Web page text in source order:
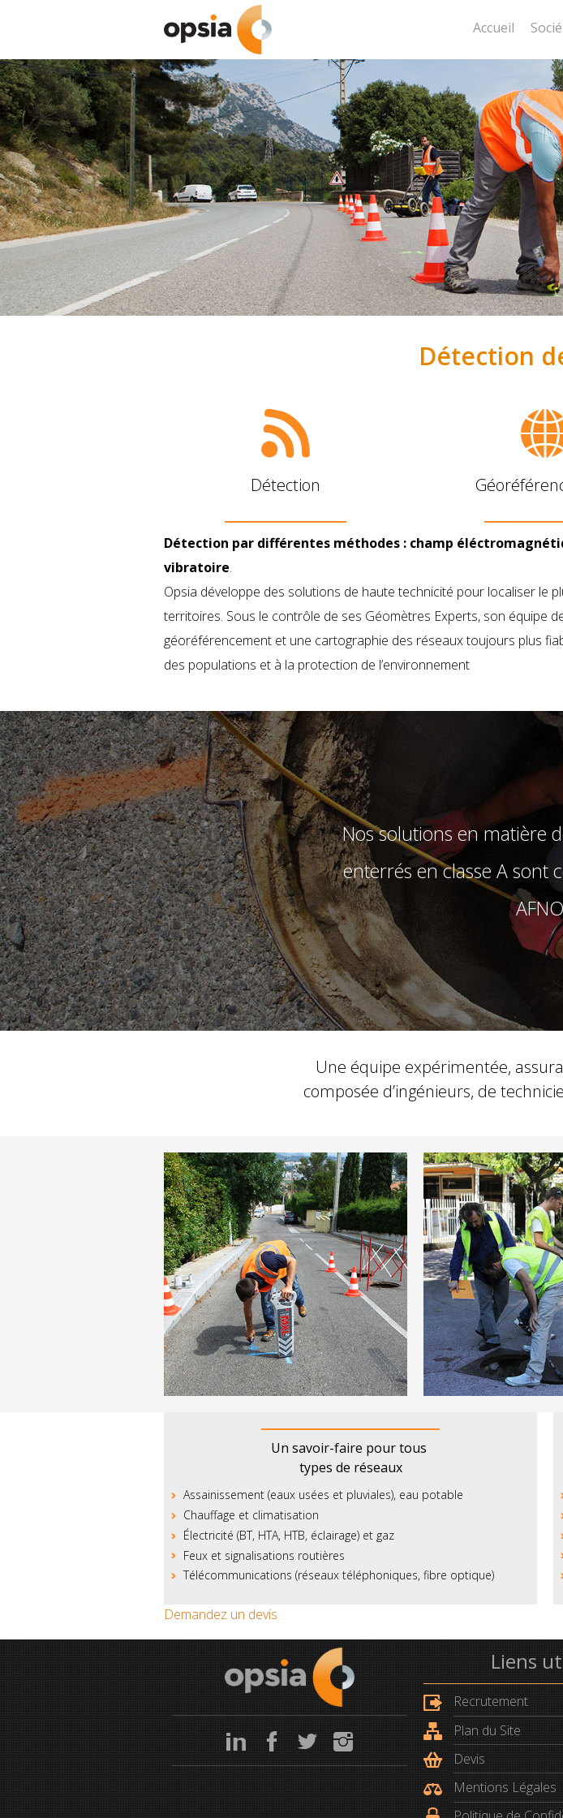
Accueil
Détection
Détection
Détection par différentes méthodes : champ
vibratoire.
Opsia développe des solutions de haute technicité pour localiser le
territoires. Sous le contrôle de ses Géomètres Experts, son équipe
géoréférencement et une cartographie des réseaux toujours plus
des populations et à la protection de l’environnement
Nos solutions en matière
enterrés en classe A sont
Une équipe expérimentée,
composée d’ingénieurs, de
Un savoir-faire pour tous
types de réseaux
Assainissement (eaux usées et pluviales), eau potable
Chauffage et climatisation
Électricité (BT, HTA, HTB, éclairage) et gaz
Feux et signalisations routières
Télécommunications (réseaux téléphoniques, fibre optique)
Demandez un devis
Liens
Recrutement
Plan du Site
Devis
Mentions Légales